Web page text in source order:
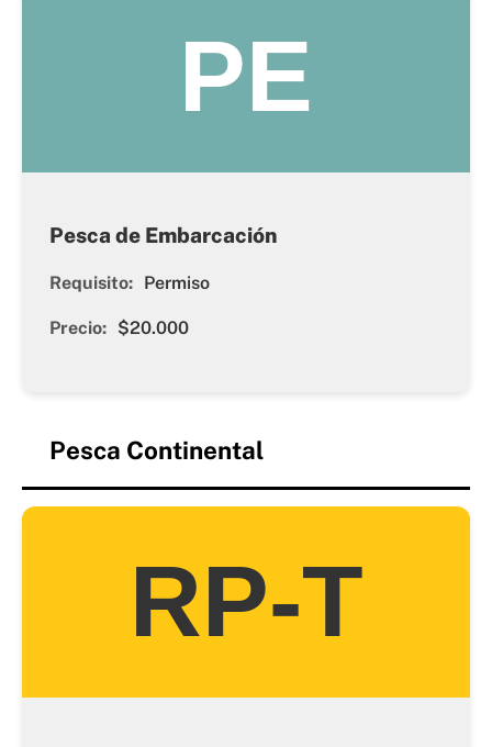
PE
Pesca de Embarcación
Requisito: Permiso
Precio: $20.000
Pesca Continental
RP-T